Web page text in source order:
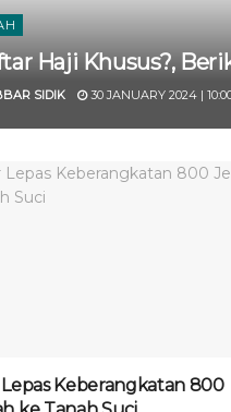
Haji Khusus?,
SIDIK 30 JANUARY 2024 |
Keberangkatan 800